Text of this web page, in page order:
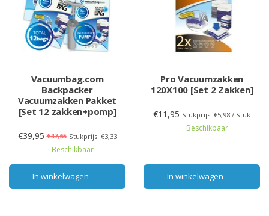
Vacuumbag.com
Backpacker
Vacuumzakken Pakket
[Set 12 zakken+pomp]
€39,95 €47,65 Stukprijs: €3,33
Beschikbaar
In winkelwagen
Pro Vacuumzakken
120X100 [Set 2 Zakken]
€11,95 Stukprijs: €5,98 / Stuk
Beschikbaar
In winkelwagen